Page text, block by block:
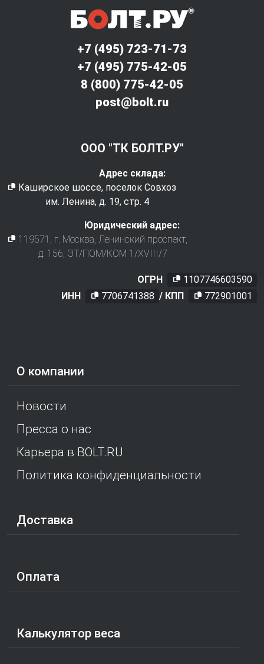
О компании
Новости
Пресса о нас
Карьера в BOLT.RU
Политика конфиденциальности
Доставка
Оплата
Калькулятор веса
+7 (495) 723-71-73
+7 (495) 775-42-05
8 (800) 775-42-05
post@bolt.ru
ООО "ТК БОЛТ.РУ"
Адрес склада:
Каширское шоссе, поселок Совхоз
им. Ленина, д. 19, стр. 4
Юридический адрес:
119571
, г. Москва Ленинский проспект,
д. 156, ЭТ/ПОМ/КОМ 1/XVIII/7
ОГРН
1107746603590
ИНН
7706741388 / КПП 772901001